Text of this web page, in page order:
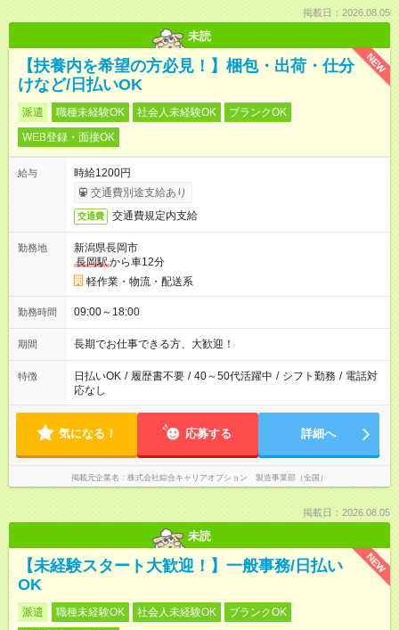
掲載日：2026.08.05
未読
NEW
【扶養内を希望の方必見！】梱包・出荷・仕分
けなど/日払いOK
派遣 職種未経験OK 社会人未経験OK
ブランクOK
WEB登録・面接OK
給与
時給1200円
交通費別途支給あり
交通費 交通費規定内支給
勤務地
新潟県長岡市
長岡駅から車12分
軽作業・物流・配送系
勤務時間 09:00～18:00
期間 長期でお仕事できる方、大歓迎！
特徴 日払いOK / 履歴書不要 / 40～50代活躍中 / シフト勤務 / 電話対
応なし
気になる！ 応募する 詳細へ
掲載元企業名 株式会社綜合キャリアオプション 製造事業部（全国）
掲載日：2026.08.05
未読
NEW
【未経験スタート大歓迎！】一般事務/日払い
OK
派遣 職種未経験OK 社会人未経験OK
ブランクOK